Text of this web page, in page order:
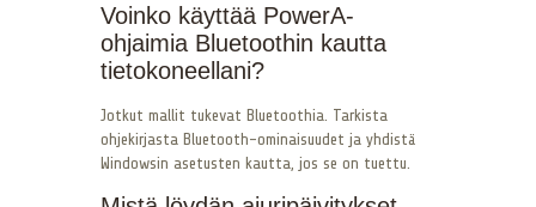
Voinko käyttää PowerA-
ohjaimia Bluetoothin kautta
tietokoneellani?
Jotkut mallit tukevat Bluetoothia. Tarkista
ohjekirjasta Bluetooth-ominaisuudet ja yhdistä
Windowsin asetusten kautta, jos se on tuettu.